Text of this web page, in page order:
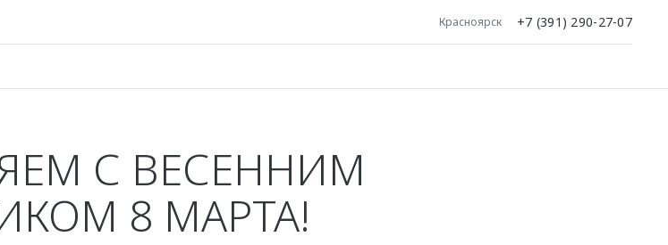
Красноярск +7 (391) 290-27-07
С ВЕСЕННИМ
8 МАРТА!